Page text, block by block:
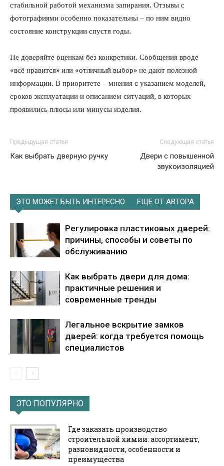
стабильной работой механизма запирания. Отзывы с
фотографиями особенно показательны – по ним видно
состояние конструкции спустя годы.
Не доверяйте оценкам без конкретики. Сообщения вроде
«всё нравится» или «отличный выбор» не дают полезной
информации. В приоритете – мнения с указанием моделей,
сроков эксплуатации и описанием ситуаций, в которых
проявились плюсы или минусы изделия.
Предыдущая статья
Как выбрать дверную ручку
Следующая статья
Двери с повышенной
звукоизоляцией
ЭТО МОЖЕТ БЫТЬ ИНТЕРЕСНО ЕЩЕ ОТ АВТОРА
Регулировка пластиковых дверей:
причины, способы и советы по
обслуживанию
Как выбрать двери для дома:
практичные решения и
современные тренды
Легальное вскрытие замков
дверей: когда требуется помощь
специалистов
ЭТО ПОПУЛЯРНО
Где заказать производство
строительной химии: ассортимент,
разновидности, особенности и
преимущества